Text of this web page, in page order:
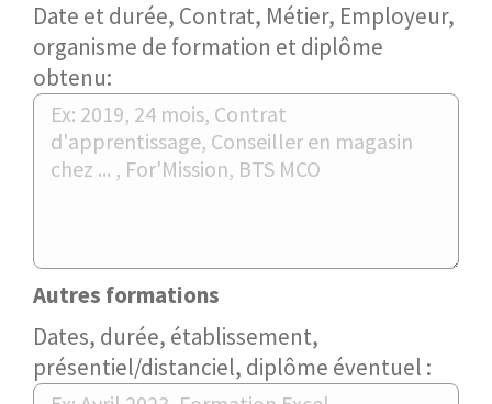
Date et durée, Contrat, Métier, Employeur,
organisme de formation et diplôme
obtenu:
Autres formations
Dates, durée, établissement,
présentiel/distanciel, diplôme éventuel :